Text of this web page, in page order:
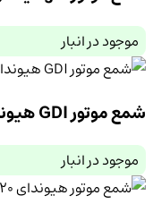
موجود در انبار
شمع موتور GDI هیوندای سانتافه IX45
موجود در انبار